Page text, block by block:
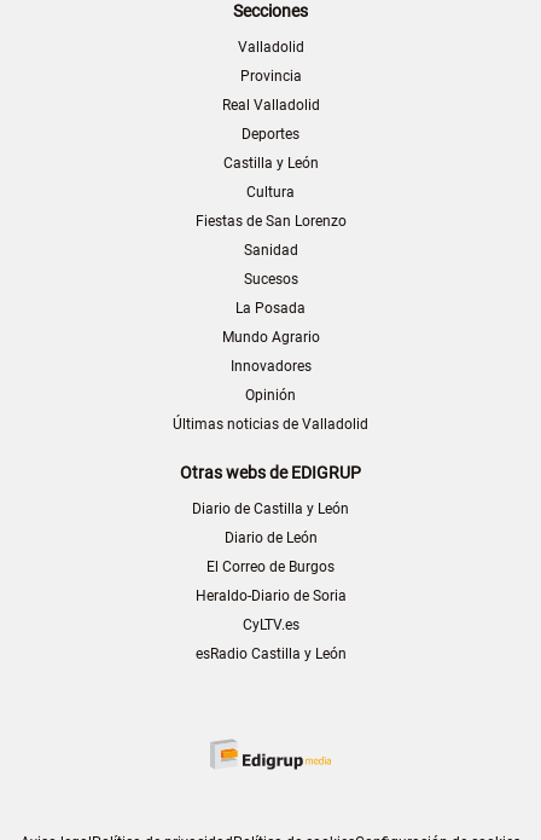
Secciones
Valladolid
Provincia
Real Valladolid
Deportes
Castilla y León
Cultura
Fiestas de San Lorenzo
Sanidad
Sucesos
La Posada
Mundo Agrario
Innovadores
Opinión
Últimas noticias de Valladolid
Otras webs de EDIGRUP
Diario de Castilla y León
Diario de León
El Correo de Burgos
Heraldo-Diario de Soria
CyLTV.es
esRadio Castilla y León